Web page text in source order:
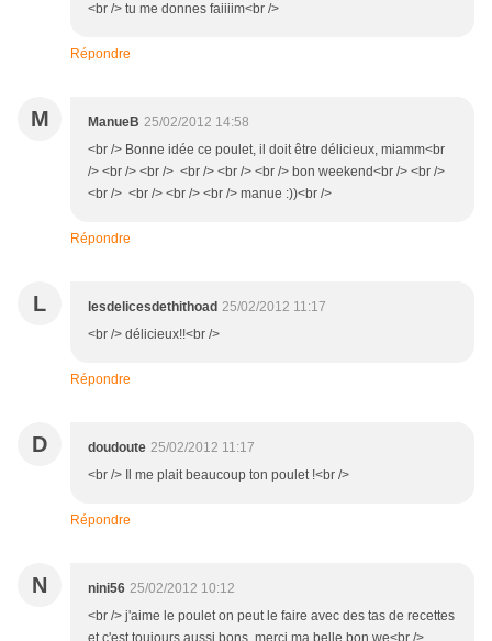
<br /> tu me donnes faiiiim<br />
Répondre
M ManueB 25/02/2012 14:58
<br /> Bonne idée ce poulet, il doit être délicieux, miamm<br
/> <br /> <br /> <br /> <br /> <br /> bon weekend<br /> <br />
<br /> <br /> <br /> <br /> manue :))<br />
Répondre
L lesdelicesdethithoad 25/02/2012 11:17
<br /> délicieux!!<br />
Répondre
D doudoute 25/02/2012 11:17
<br /> Il me plait beaucoup ton poulet !<br />
Répondre
N nini56 25/02/2012 10:12
<br /> j'aime le poulet on peut le faire avec des tas de recettes
et c'est toujours aussi bons merci ma belle bon we<br />